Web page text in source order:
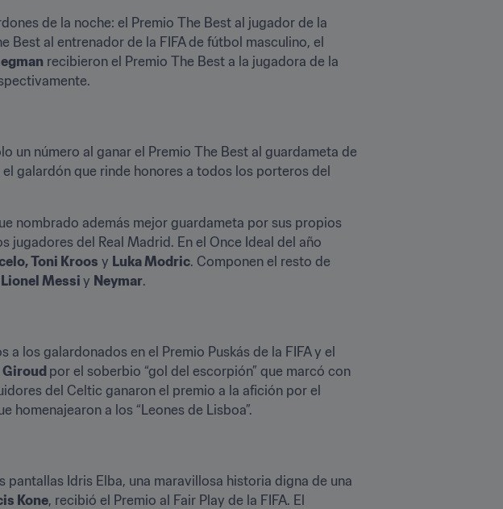
de la noche: el Premio The Best al jugador de la
Best al entrenador de la FIFA de fútbol masculino, el
recibieron el Premio The Best a la jugadora de la
un número al ganar el Premio The Best al guardameta de
galardón que rinde honores a todos los porteros del
nombrado además mejor guardameta por sus propios
jugadores del Real Madrid. En el Once Ideal del año
Toni Kroos y Luka Modric. Componen el resto de
Messi y Neymar.
los galardonados en el Premio Puskás de la FIFA y el
por el soberbio “gol del escorpión” que marcó con
del Celtic ganaron el premio a la afición por el
a los “Leones de Lisboa”.
Idris Elba, una maravillosa historia digna de una
Kone, recibió el Premio al Fair Play de la FIFA. El